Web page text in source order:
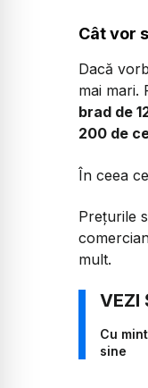
Cât vor
Dacă
mai mari.
brad de
200 de
În ceea
Prețurile
mult.
Cu
sine